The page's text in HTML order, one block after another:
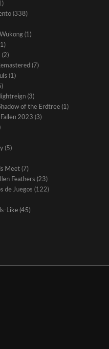
(338)
(1)
(2)
(7)
(1)
(3)
of the Erdtree(1)
2023 (3)
(5)
Meet(7)
Feathers (23)
de Juegos (122)
Like(45)